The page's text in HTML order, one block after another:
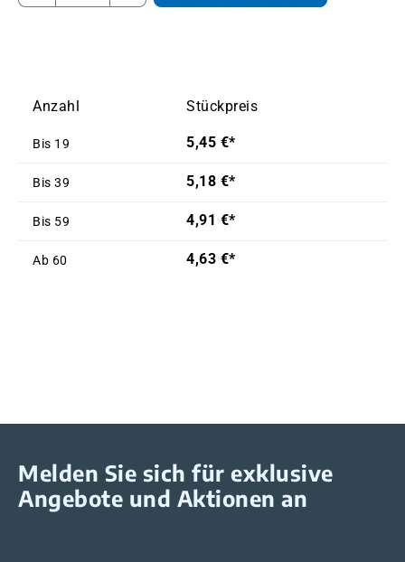
Anzahl Stückpreis
Bis 19 5,45 €*
Bis 39 5,18 €*
Bis 59 4,91 €*
Ab 60 4,63 €*
Melden Sie sich für exklusive
Angebote und Aktionen an